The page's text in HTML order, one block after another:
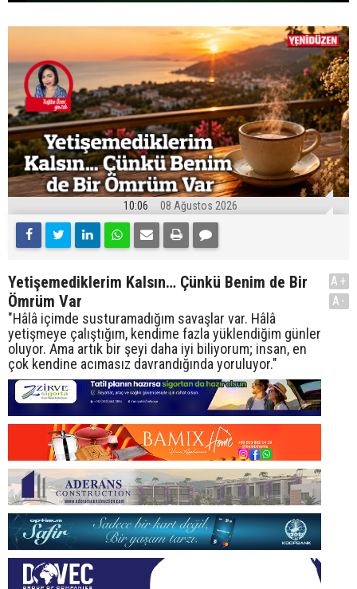
10:06 08 Ağustos 2026
Yetişemediklerim Kalsın… Çünkü Benim de Bir
Ömrüm Var
"Hâlâ içimde susturamadığım savaşlar var. Hâlâ
yetişmeye çalıştığım, kendime fazla yüklendiğim günler
oluyor. Ama artık bir şeyi daha iyi biliyorum; insan, en
çok kendine acımasız davrandığında yoruluyor."
A+
A-